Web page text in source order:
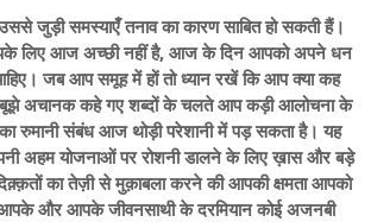
जुड़ी समस्याएँ तनाव का कारण साबित हो सकती हैं।
लिए आज अच्छी नहीं है, आज के दिन आपको अपने धन
जब आप समूह में हों तो ध्यान रखें कि आप क्या कह
बूझे अचानक कहे गए शब्दों के चलते आप कड़ी आलोचना के
रुमानी संबंध आज थोड़ी परेशानी में पड़ सकता है। यह
अहम योजनाओं पर रोशनी डालने के लिए ख़ास और बड़े
का तेज़ी से मुक़ाबला करने की आपकी क्षमता आपको
आपके और आपके जीवनसाथी के दरमियान कोई अजनबी